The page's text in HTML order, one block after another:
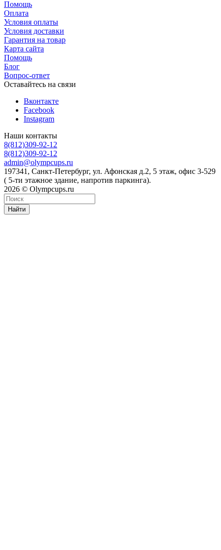
Помощь
Оплата
Условия оплаты
Условия доставки
Гарантия на товар
Карта сайта
Помощь
Блог
Вопрос-ответ
Оставайтесь на связи
Вконтакте
Facebook
Instagram
Наши контакты
8(812)309-92-12
8(812)309-92-12
admin@olympcups.ru
197341, Санкт-Петербург, ул. Афонская д.2, 5 этаж, офис 3-529
( 5-ти этажное здание, напротив паркинга).
2026 © Olympcups.ru
Найти